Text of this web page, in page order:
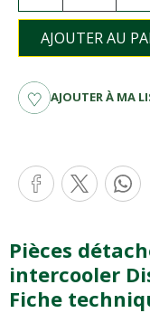
AJOUTER AU
AJOUTER À MA
Pièces
intercooler
Fiche